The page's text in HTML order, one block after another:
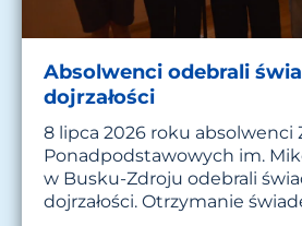
Absolwenci odebrali
dojrzałości
8 lipca 2026 roku absolwenci
Ponadpodstawowych im.
w Busku-Zdroju odebrali
dojrzałości. Otrzymanie